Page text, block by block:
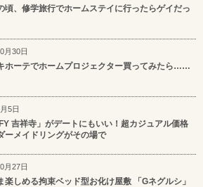
頃、修学旅行でホームステイに行ったらゲイだっ
月30日
ホーテでホームプロジェクター買ってみたら……
5日
吉祥寺」がデートにもいい！超カジュアル価格
ーメイドリングがその場で
月27日
楽しめる拘束ベッド型お化け屋敷 「Gネグルシ」